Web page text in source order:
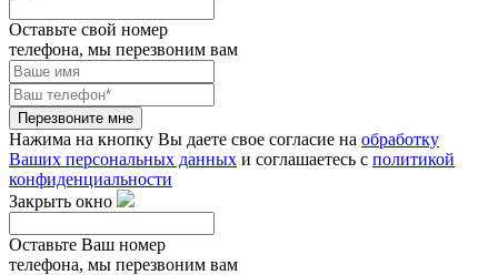
Оставьте свой номер
телефона, мы перезвоним вам
Перезвоните мне
Нажима на кнопку Вы даете свое согласие на обработку
Ваших персональных данных и соглашаетесь с политикой
конфиденциальности
Закрыть окно
Оставьте Ваш номер
телефона, мы перезвоним вам